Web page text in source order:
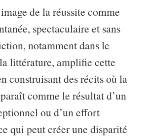
de la réussite comme
spectaculaire et sans
notamment dans le
littérature, amplifie cette
construisant des récits où la
comme le résultat d’un
ou d’un effort
qui peut créer une disparité